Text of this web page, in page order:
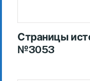
Страницы
№3053